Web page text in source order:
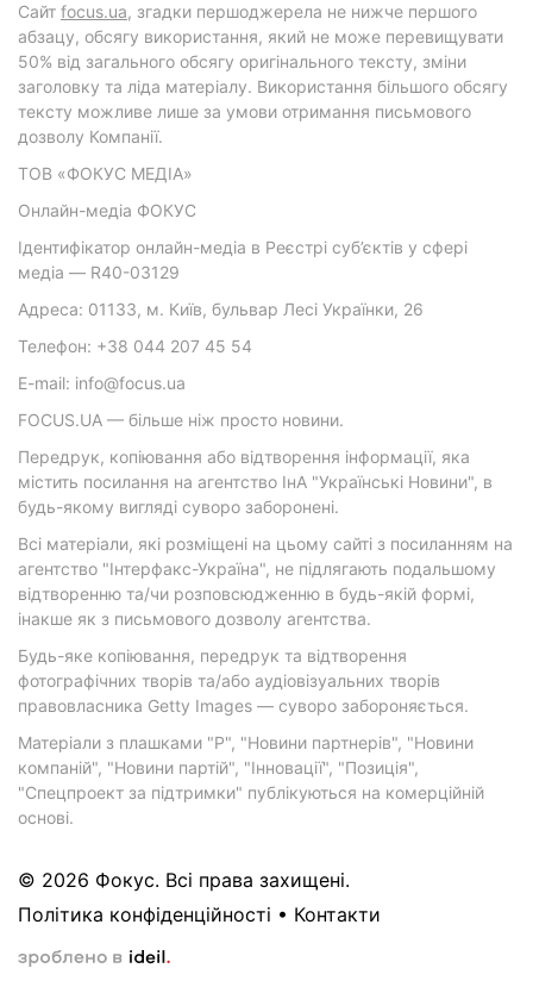
Cайт focus.ua, згадки першоджерела не нижче першого
абзацу, обсягу використання, який не може перевищувати
50% від загального обсягу оригінального тексту, зміни
заголовку та ліда матеріалу. Використання більшого обсягу
тексту можливе лише за умови отримання письмового
дозволу Компанії.
ТОВ «ФОКУС МЕДІА»
Онлайн-медіа ФОКУС
Ідентифікатор онлайн-медіа в Реєстрі суб’єктів у сфері
медіа — R40-03129
Адреса: 01133, м. Київ, бульвар Лесі Українки, 26
Телефон: +38 044 207 45 54
E-mail: info@focus.ua
FOCUS.UA — більше ніж просто новини.
Передрук, копіювання або відтворення інформації, яка
містить посилання на агентство ІнА "Українські Новини", в
будь-якому вигляді суворо заборонені.
Всі матеріали, які розміщені на цьому сайті з посиланням на
агентство "Інтерфакс-Україна", не підлягають подальшому
відтворенню та/чи розповсюдженню в будь-якій формі,
інакше як з письмового дозволу агентства.
Будь-яке копіювання, передрук та відтворення
фотографічних творів та/або аудіовізуальних творів
правовласника Getty Images — суворо забороняється.
Матеріали з плашками "Р", "Новини партнерів", "Новини
компаній", "Новини партій", "Інновації", "Позиція",
"Спецпроект за підтримки" публікуються на комерційній
основі.
© 2026 Фокус. Всі права захищені.
Політика конфіденційності • Контакти